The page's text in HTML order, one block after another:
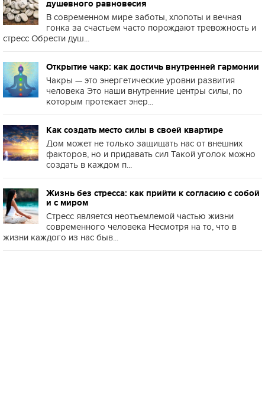
душевного равновесия
В современном мире заботы, хлопоты и вечная
гонка за счастьем часто порождают тревожность и
стресс Обрести душ...
Открытие чакр: как достичь внутренней гармонии
Чакры — это энергетические уровни развития
человека Это наши внутренние центры силы, по
которым протекает энер...
Как создать место силы в своей квартире
Дом может не только защищать нас от внешних
факторов, но и придавать сил Такой уголок можно
создать в каждом п...
Жизнь без стресса: как прийти к согласию с собой
и с миром
Стресс является неотъемлемой частью жизни
современного человека Несмотря на то, что в
жизни каждого из нас быв...